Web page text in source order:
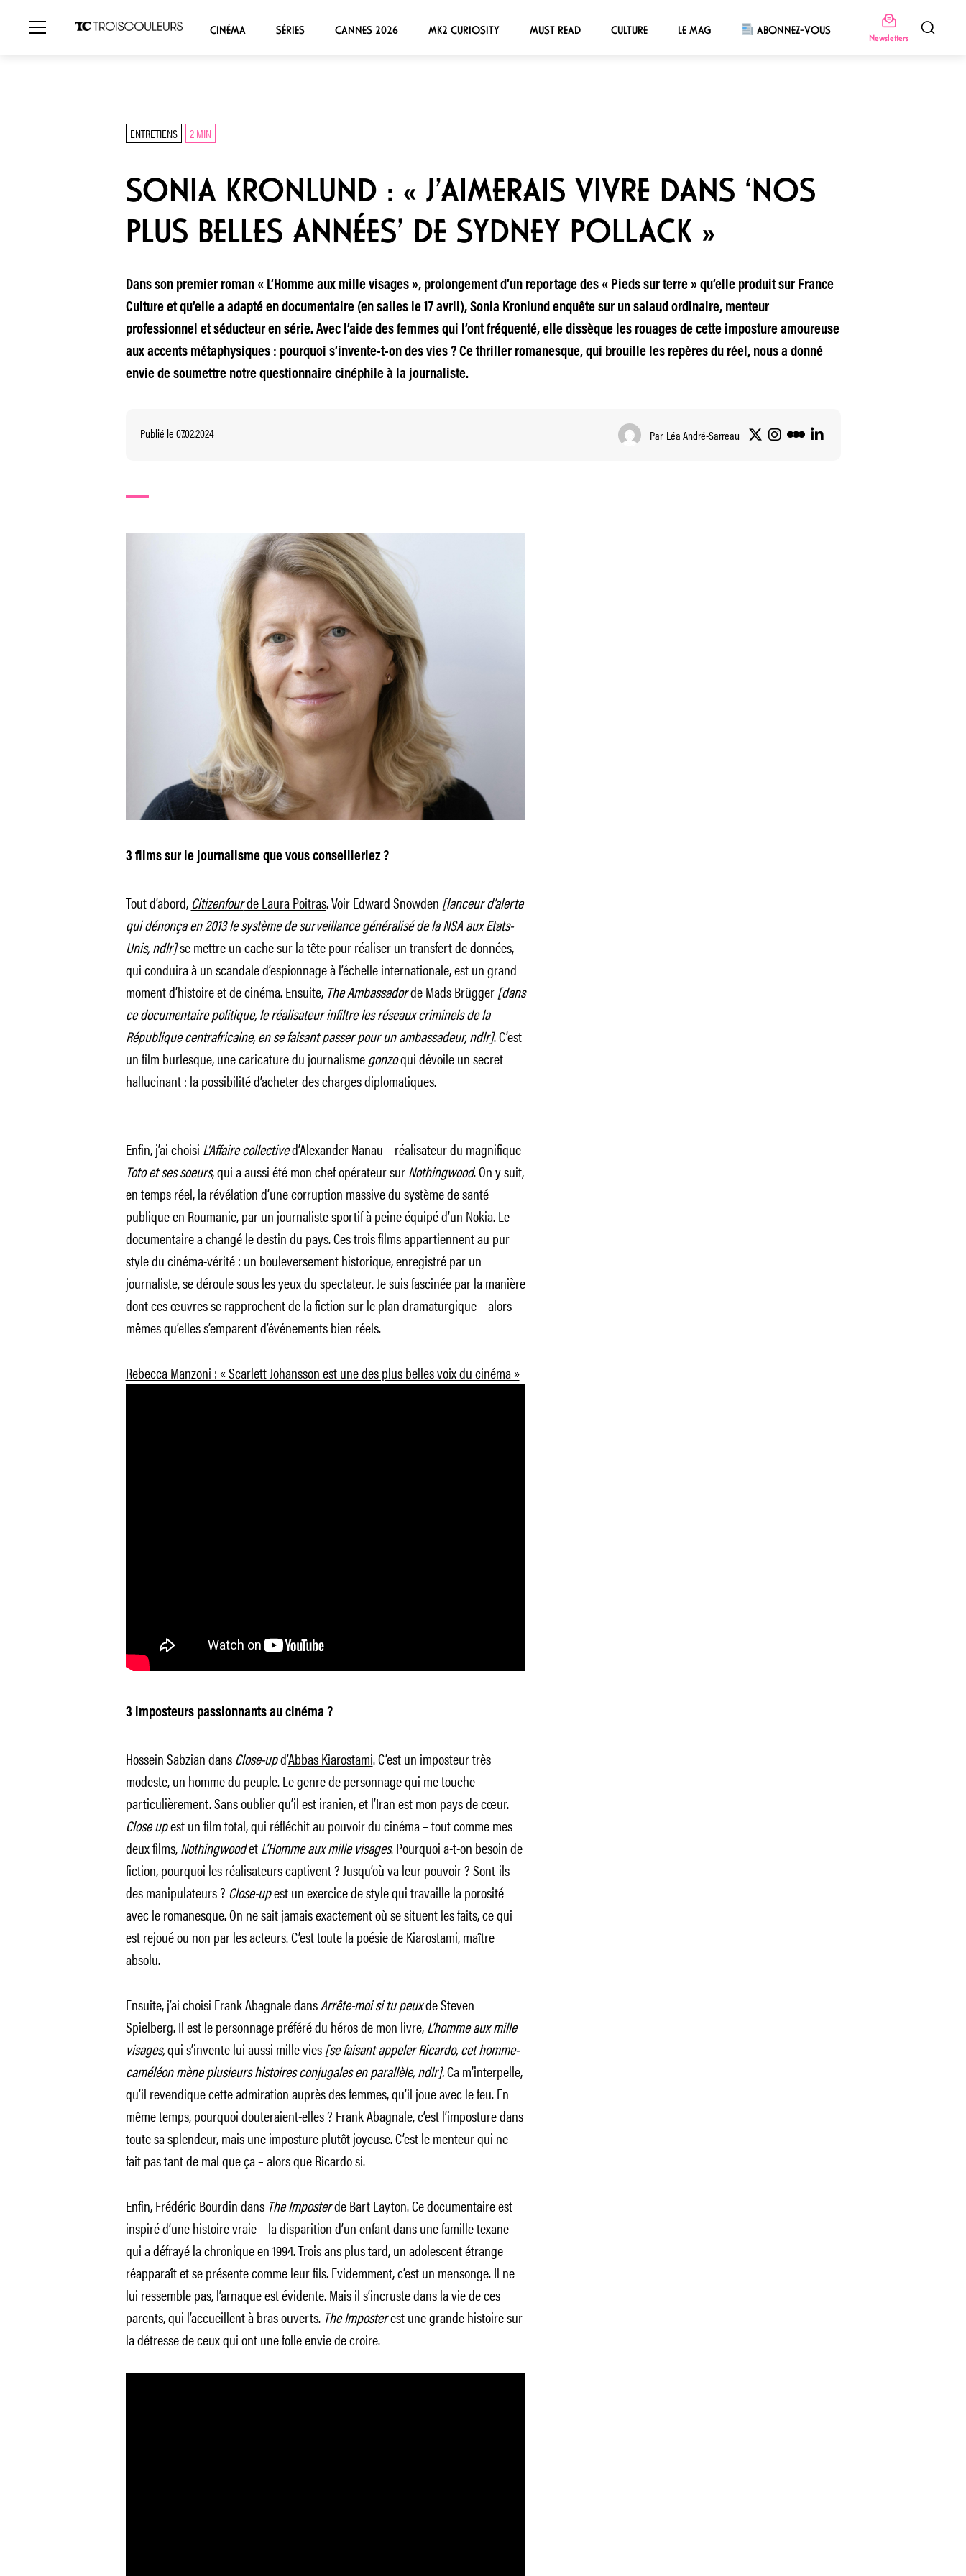
CINÉMA SÉRIES CANNES 2026 MK2 CURIOSITY MUST READ CULTURE LE MAG ABONNEZ-VOUS
Newsletters
ENTRETIENS 2 MIN
SONIA KRONLUND : « J’AIMERAIS VIVRE DANS ‘NOS
PLUS BELLES ANNÉES’ DE SYDNEY POLLACK »
Dans son premier roman « L’Homme aux mille visages », prolongement d’un reportage des « Pieds sur terre » qu’elle produit sur France
Culture et qu’elle a adapté en documentaire (en salles le 17 avril), Sonia Kronlund enquête sur un salaud ordinaire, menteur
professionnel et séducteur en série. Avec l’aide des femmes qui l’ont fréquenté, elle dissèque les rouages de cette imposture amoureuse
aux accents métaphysiques : pourquoi s’invente-t-on des vies ? Ce thriller romanesque, qui brouille les repères du réel, nous a donné
envie de soumettre notre questionnaire cinéphile à la journaliste.
Publié le 07.02.2024 Par Léa André-Sarreau
3 films sur le journalisme que vous conseilleriez ?
Tout d’abord, Citizenfourde Laura Poitras. Voir Edward Snowden [lanceur d’alerte
qui dénonça en 2013 le système de surveillance généralisé de la NSA aux Etats-
Unis, ndlr]se mettre un cache sur la tête pour réaliser un transfert de données,
qui conduira à un scandale d’espionnage à l’échelle internationale, est un grand
moment d’histoire et de cinéma. Ensuite, The Ambassadorde Mads Brügger[dans
ce documentaire politique, le réalisateur infiltre les réseaux criminels de la
République centrafricaine, en se faisant passer pour un ambassadeur, ndlr]. C’est
un film burlesque, une caricature du journalismegonzoqui dévoile un secret
hallucinant : la possibilité d’acheter des charges diplomatiques.
Enfin, j’ai choisi L’Affaire collectived’Alexander Nanau – réalisateur du magnifique
Toto et ses soeurs, qui a aussi été mon chef opérateur surNothingwood. On y suit,
en temps réel, la révélation d’une corruption massive du système de santé
publique en Roumanie, par un journaliste sportif à peine équipé d’un Nokia. Le
documentaire a changé le destin du pays. Ces trois films appartiennent au pur
style du cinéma-vérité : un bouleversement historique, enregistré par un
journaliste, se déroule sous les yeux du spectateur. Je suis fascinée par la manière
dont ces œuvres se rapprochent de la fiction sur le plan dramaturgique – alors
mêmes qu’elles s’emparent d’événements bien réels.
Rebecca Manzoni : « Scarlett Johansson est une des plus belles voix du cinéma »
3 imposteurs passionnants au cinéma ?
Hossein Sabzian dans Close-upd’Abbas Kiarostami. C’est un imposteur très
modeste, un homme du peuple. Le genre de personnage qui me touche
particulièrement. Sans oublier qu’il est iranien, et l’Iran est mon pays de cœur.
Close upest un film total, qui réfléchit au pouvoir du cinéma – tout comme mes
deux films,NothingwoodetL’Homme aux mille visages. Pourquoi a-t-on besoin de
fiction, pourquoi les réalisateurs captivent ? Jusqu’où va leur pouvoir ? Sont-ils
des manipulateurs ? Close-upest un exercice de style qui travaille la porosité
avec le romanesque. On ne sait jamais exactement où se situent les faits, ce qui
est rejoué ou non par les acteurs. C’est toute la poésie de Kiarostami, maître
absolu.
Ensuite, j’ai choisi Frank Abagnale dansArrête-moi si tu peuxde Steven
Spielberg. Il est le personnage préféré du héros de mon livre,L’homme aux mille
visages,qui s’invente lui aussi mille vies[se faisant appeler Ricardo, cet homme-
caméléon mène plusieurs histoires conjugales en parallèle, ndlr].Ca m’interpelle,
qu’il revendique cette admiration auprès des femmes, qu’il joue avec le feu. En
même temps, pourquoi douteraient-elles ? Frank Abagnale, c’est l’imposture dans
toute sa splendeur, mais une imposture plutôt joyeuse. C’est le menteur qui ne
fait pas tant de mal que ça – alors que Ricardo si.
Enfin, Frédéric Bourdin dans The Imposterde Bart Layton. Ce documentaire est
inspiré d’une histoire vraie – la disparition d’un enfant dans une famille texane –
qui a défrayé la chronique en 1994. Trois ans plus tard, un adolescent étrange
réapparaît et se présente comme leur fils. Evidemment, c’est un mensonge. Il ne
lui ressemble pas, l’arnaque est évidente. Mais il s’incruste dans la vie de ces
parents, qui l’accueillent à bras ouverts. The Imposterest une grande histoire sur
la détresse de ceux qui ont une folle envie de croire.